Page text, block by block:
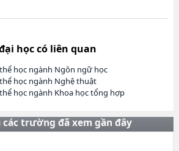
học có liên quan
học ngành Ngôn ngữ học
học ngành Nghệ thuật
học ngành Khoa học tổng hợp
các trường đã xem gần đây